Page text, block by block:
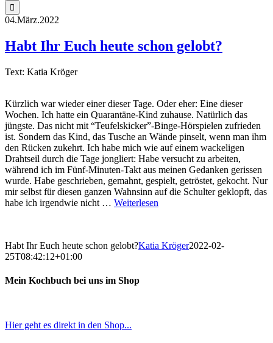
04.März.2022
Habt Ihr Euch heute schon gelobt?
Text: Katia Kröger
Kürzlich war wieder einer dieser Tage. Oder eher: Eine dieser
Wochen. Ich hatte ein Quarantäne-Kind zuhause. Natürlich das
jüngste. Das nicht mit “Teufelskicker”-Binge-Hörspielen zufrieden
ist. Sondern das Kind, das Tusche an Wände pinselt, wenn man ihm
den Rücken zukehrt. Ich habe mich wie auf einem wackeligen
Drahtseil durch die Tage jongliert: Habe versucht zu arbeiten,
während ich im Fünf-Minuten-Takt aus meinen Gedanken gerissen
wurde. Habe geschrieben, gemahnt, gespielt, getröstet, gekocht. Nur
mir selbst für diesen ganzen Wahnsinn auf die Schulter geklopft, das
habe ich irgendwie nicht … Weiterlesen
Habt Ihr Euch heute schon gelobt?Katia Kröger2022-02-
25T08:42:12+01:00
Mein Kochbuch bei uns im Shop
Hier geht es direkt in den Shop...